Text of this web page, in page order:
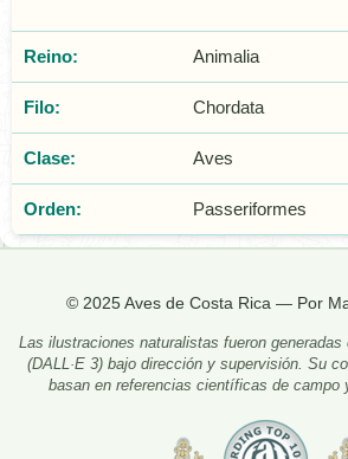
Reino: Animalia
Filo: Chordata
Clase: Aves
Orden: Passeriformes
© 2025 Aves de Costa Rica — Por
Las ilustraciones naturalistas fueron
(DALL·E 3) bajo dirección y supervisión. Su
basan en referencias científicas de campo